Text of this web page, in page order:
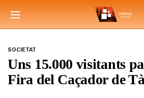
SOCIETAT
Uns 15.000 visitants
Fira del Caçador de